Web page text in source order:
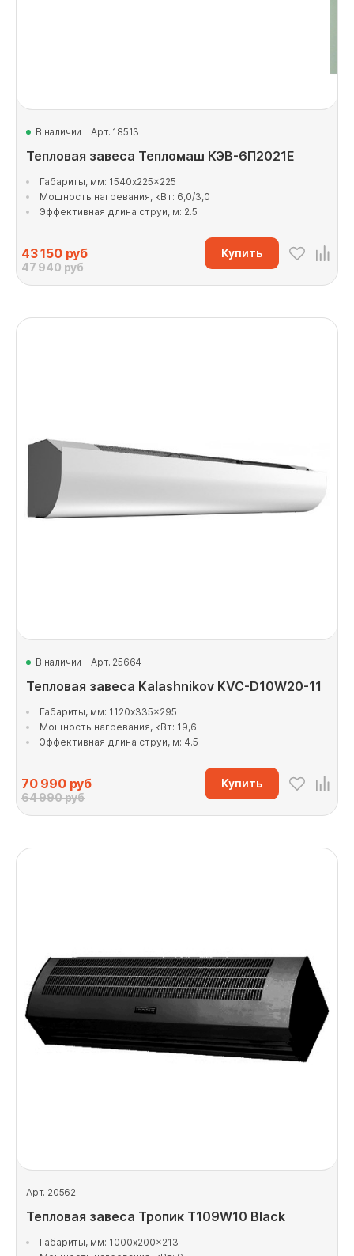
В наличии Арт. 18513
Тепловая завеса Тепломаш КЭВ-6П2021Е
Габариты, мм: 1540x225x225
Мощность нагревания, кВт: 6,0/3,0
Эффективная длина струи, м: 2.5
43 150руб
47 940 руб
Купить
В наличии Арт. 25664
Тепловая завеса Kalashnikov KVC-D10W20-11
Габариты, мм: 1120x335x295
Мощность нагревания, кВт: 19,6
Эффективная длина струи, м: 4.5
70 990руб
64 990 руб
Купить
Арт. 20562
Тепловая завеса Тропик Т109W10 Black
Габариты, мм: 1000x200x213